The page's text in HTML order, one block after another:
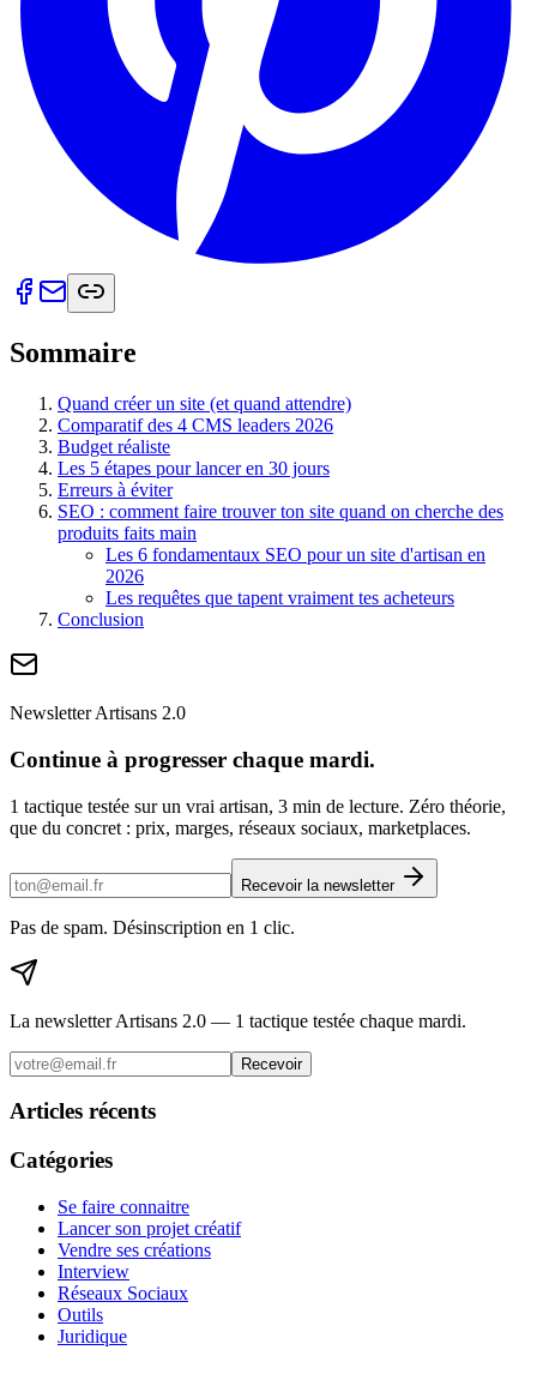
Sommaire
Quand créer un site (et quand attendre)
Comparatif des 4 CMS leaders 2026
Budget réaliste
Les 5 étapes pour lancer en 30 jours
Erreurs à éviter
SEO : comment faire trouver ton site quand on cherche des
produits faits main
Les 6 fondamentaux SEO pour un site d'artisan en
2026
Les requêtes que tapent vraiment tes acheteurs
Conclusion
Newsletter Artisans 2.0
Continue à progresser chaque mardi.
1 tactique testée sur un vrai artisan, 3 min de lecture. Zéro théorie,
que du concret : prix, marges, réseaux sociaux, marketplaces.
Recevoir la newsletter
Pas de spam. Désinscription en 1 clic.
La newsletter Artisans 2.0 — 1 tactique testée chaque mardi.
Recevoir
Articles récents
Catégories
Se faire connaitre
Lancer son projet créatif
Vendre ses créations
Interview
Réseaux Sociaux
Outils
Juridique